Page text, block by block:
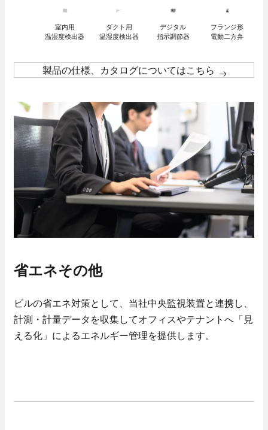
室内用
温湿度検出器
ダクト用
温湿度検出器
デジタル
指示調節器
フランジ形
電動二方弁
製品の仕様、カタログについてはこちら
省エネその他
ビルの省エネ対策として、当社中央監視装置と連携し、
計測・計量データを収集してオフィスやテナントへ「見
える化」によるエネルギー管理を提供します。
キャリア採用
採用Q＆A